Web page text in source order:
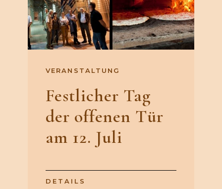
VERANSTALTUNG
Festlicher Tag
der offenen Tür
am 12. Juli
DETAILS